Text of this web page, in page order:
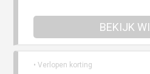
BEKIJK
• Verlopen korting